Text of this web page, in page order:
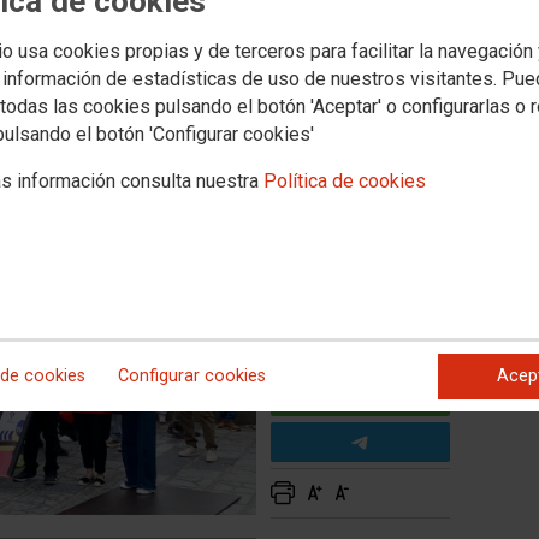
usa cookies propias y de terceros para facilitar la navegación
de estadísticas de uso de nuestros visitantes.
las cookies pulsando el botón 'Aceptar' o configurarlas o
el botón 'Configurar cookies'
información consulta nuestra Política de cookies
cookies Configurar cookies
las patronales bloquean el
y abocan al sector a la